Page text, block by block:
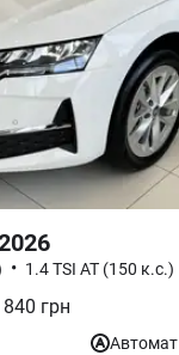
• 1.4 TSI AT (150 к.с.)
грн
Автомат